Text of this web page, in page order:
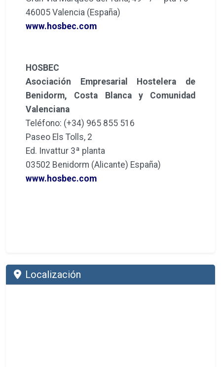
46005 Valencia (España)
www.hosbec.com
HOSBEC
Asociación Empresarial Hostelera de
Benidorm, Costa Blanca y Comunidad
Valenciana
Teléfono: (+34) 965 855 516
Paseo Els Tolls, 2
Ed. Invattur 3ª planta
03502 Benidorm (Alicante) España)
www.hosbec.com
Localización